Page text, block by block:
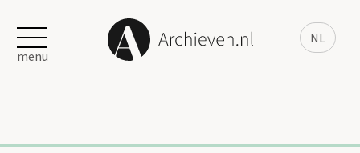
NL
menu